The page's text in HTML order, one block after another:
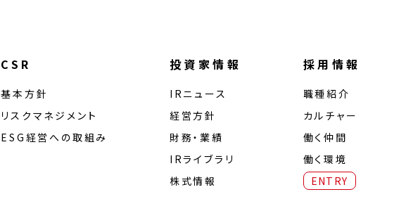
CSR
基本方針
リスクマネジメント
ESG経営への取組み
投資家情報
IRニュース
経営⽅針
財務・業績
IRライブラリ
株式情報
採用情報
職種紹介
カルチャー
働く仲間
働く環境
ENTRY